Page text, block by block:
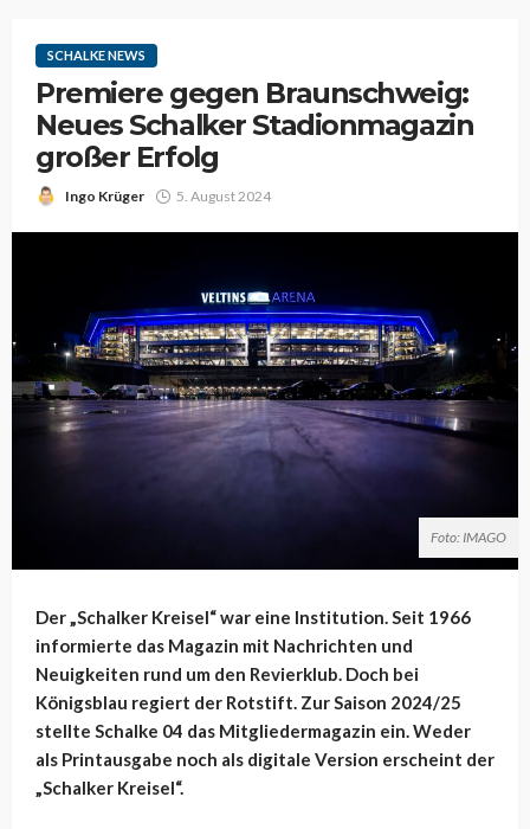
SCHALKE NEWS
Premiere gegen Braunschweig:
Neues Schalker Stadionmagazin
großer Erfolg
Ingo Krüger 5. August 2024
Foto: IMAGO
Der „Schalker Kreisel“ war eine Institution. Seit 1966
informierte das Magazin mit Nachrichten und
Neuigkeiten rund um den Revierklub. Doch bei
Königsblau regiert der Rotstift. Zur Saison 2024/25
stellte Schalke 04 das Mitgliedermagazin ein. Weder
als Printausgabe noch als digitale Version erscheint der
„Schalker Kreisel“.